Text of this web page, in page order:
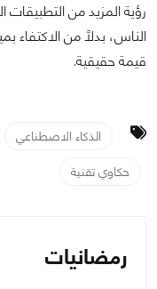
رؤية المزيد من
الناس، بدلًا من
قيمة حقيقية.
الذكاء الاصطناعي
حكاوي تقنية
رمضانيات